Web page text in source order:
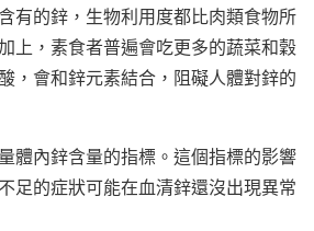
有的鋅，生物利用度都比肉類食物所
上，素食者普遍會吃更多的蔬菜和穀
，會和鋅元素結合，阻礙人體對鋅的
體內鋅含量的指標。這個指標的影響
足的症狀可能在血清鋅還沒出現異常